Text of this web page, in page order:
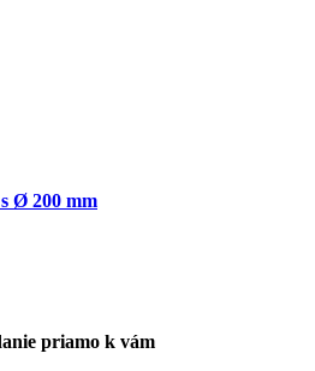
Ø 200 mm
priamo k vám